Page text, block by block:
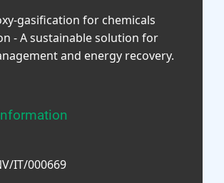
gasification for chemicals
- A sustainable solution for
and energy recovery.
IT/000669